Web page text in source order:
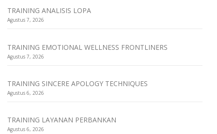
TRAINING ANALISIS LOPA
Agustus 7, 2026
TRAINING EMOTIONAL WELLNESS FRONTLINERS
Agustus 7, 2026
TRAINING SINCERE APOLOGY TECHNIQUES
Agustus 6, 2026
TRAINING LAYANAN PERBANKAN
Agustus 6, 2026